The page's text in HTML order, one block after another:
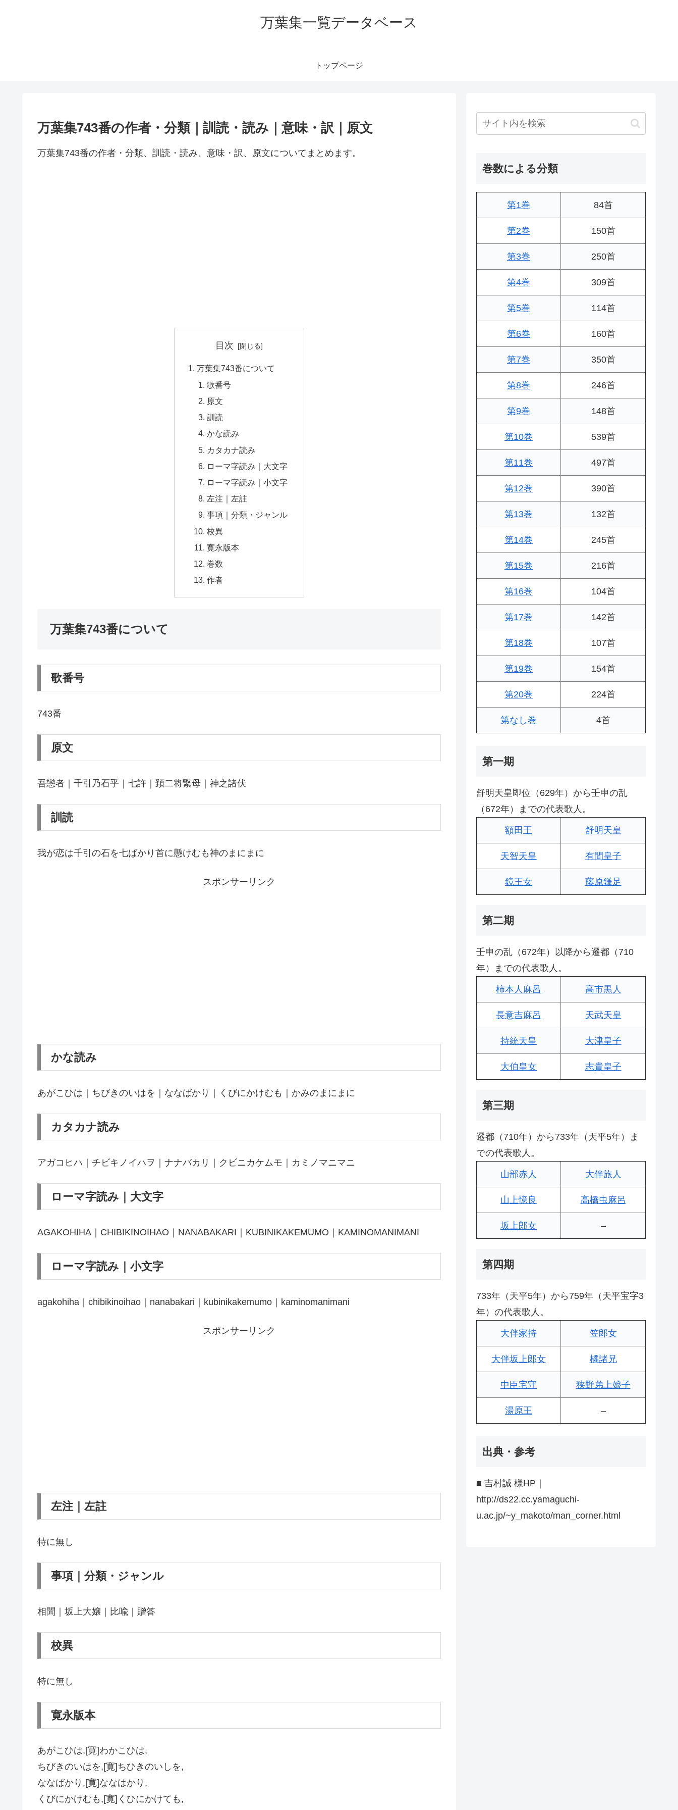
万葉集一覧データベース
トップページ
万葉集743番の作者・分類｜訓読・読み｜意味・訳｜原文
万葉集743番の作者・分類、訓読・読み、意味・訳、原文についてまとめます。
目次
万葉集743番について
歌番号
原文
訓読
かな読み
カタカナ読み
ローマ字読み｜大文字
ローマ字読み｜小文字
左注｜左註
事項｜分類・ジャンル
校異
寛永版本
巻数
作者
万葉集743番について
歌番号
743番
原文
吾戀者｜千引乃石乎｜七許｜頚二将繋母｜神之諸伏
訓読
我が恋は千引の石を七ばかり首に懸けむも神のまにまに
スポンサーリンク
かな読み
あがこひは｜ちびきのいはを｜ななばかり｜くびにかけむも｜かみのまにまに
カタカナ読み
アガコヒハ｜チビキノイハヲ｜ナナバカリ｜クビニカケムモ｜カミノマニマニ
ローマ字読み｜大文字
AGAKOHIHA｜CHIBIKINOIHAO｜NANABAKARI｜KUBINIKAKEMUMO｜KAMINOMANIMANI
ローマ字読み｜小文字
agakohiha｜chibikinoihao｜nanabakari｜kubinikakemumo｜kaminomanimani
スポンサーリンク
左注｜左註
特に無し
事項｜分類・ジャンル
相聞｜坂上大嬢｜比喩｜贈答
校異
特に無し
寛永版本
あがこひは,[寛]わかこひは,
ちびきのいはを,[寛]ちひきのいしを,
ななばかり,[寛]ななはかり,
くびにかけむも,[寛]くひにかけても,
巻数による分類
第1巻 84首
第2巻 150首
第3巻 250首
第4巻 309首
第5巻 114首
第6巻 160首
第7巻 350首
第8巻 246首
第9巻 148首
第10巻 539首
第11巻 497首
第12巻 390首
第13巻 132首
第14巻 245首
第15巻 216首
第16巻 104首
第17巻 142首
第18巻 107首
第19巻 154首
第20巻 224首
第なし巻 4首
第一期
舒明天皇即位（629年）から壬申の乱
（672年）までの代表歌人。
額田王 舒明天皇
天智天皇 有間皇子
鏡王女 藤原鎌足
第二期
壬申の乱（672年）以降から遷都（710
年）までの代表歌人。
柿本人麻呂 高市黒人
長意吉麻呂 天武天皇
持統天皇 大津皇子
大伯皇女 志貴皇子
第三期
遷都（710年）から733年（天平5年）ま
での代表歌人。
山部赤人 大伴旅人
山上憶良 高橋虫麻呂
坂上郎女 –
第四期
733年（天平5年）から759年（天平宝字3
年）の代表歌人。
大伴家持 笠郎女
大伴坂上郎女 橘諸兄
中臣宅守 狭野弟上娘子
湯原王 –
出典・参考
■ 吉村誠 様HP｜
http://ds22.cc.yamaguchi-
u.ac.jp/~y_makoto/man_corner.html